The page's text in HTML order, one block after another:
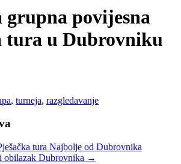
grupna povijesna
tura u Dubrovniku
, turneja, razgledavanje
tura Najbolje od Dubrovnika
obilazak Dubrovnika →